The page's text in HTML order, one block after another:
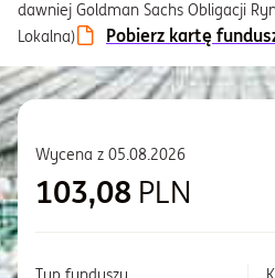
Inwestycje
Blog
Centrum pomocy
dawniej Goldman Sachs Obligacji
Lokalna)
Pobierz kartę
Wycena z 05.08.2026
103,08 PLN